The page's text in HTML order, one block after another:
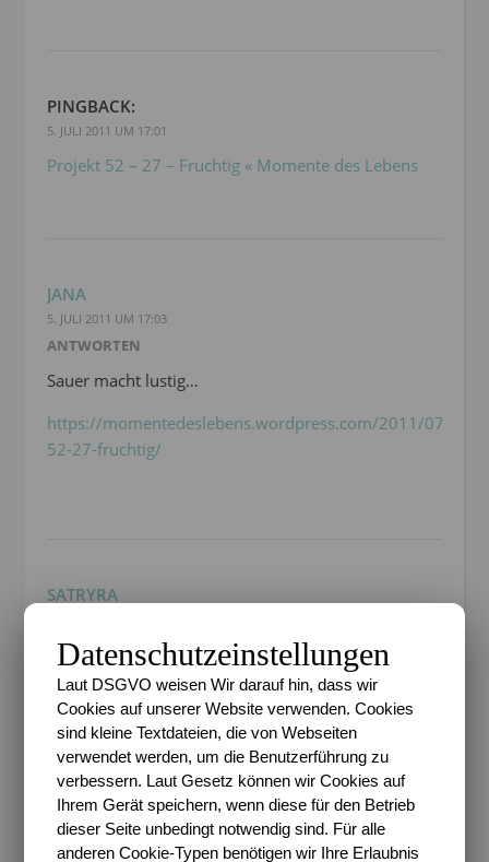
PINGBACK:
5. JULI 2011 UM 17:01
Projekt 52 – 27 – Fruchtig « Momente des Lebens
JANA
5. JULI 2011 UM 17:03
ANTWORTEN
Sauer macht lustig…
https://momentedeslebens.wordpress.com/2011/07/05/
52-27-fruchtig/
SATRYRA
ANTWORTEN
Diesmal dann doch früher
http://blankroom.info/uncategorized/projekt-5227
RAVEN
Datenschutzeinstellungen
Laut DSGVO weisen Wir darauf hin, dass wir
Cookies auf unserer Website verwenden. Cookies
sind kleine Textdateien, die von Webseiten
verwendet werden, um die Benutzerführung zu
verbessern. Laut Gesetz können wir Cookies auf
Ihrem Gerät speichern, wenn diese für den Betrieb
dieser Seite unbedingt notwendig sind. Für alle
anderen Cookie-Typen benötigen wir Ihre Erlaubnis